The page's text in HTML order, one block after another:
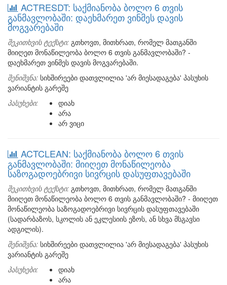
ACTRESDT: საქმიანობა ბოლო 6 თვის
განმავლობაში: დაეხმარეთ ვინმეს დავის
მოგვარებაში
შეკითხვის ტექსტი: გთხოვთ, მითხრათ, რომელ მათგანში
მიიღეთ მონაწილეობა ბოლო 6 თვის განმავლობაში? -
დაეხმარეთ ვინმეს დავის მოგვარებაში.
შენიშვნა: სიხშირეები დათვლილია 'არ მიესადაგება' პასუხის
ვარიანტის გარეშე
პასუხები:
დიახ
არა
არ ვიცი
ACTCLEAN: საქმიანობა ბოლო 6 თვის
განმავლობაში: მიიღეთ მონაწილეობა
საზოგადოებრივი სივრცის დასუფთავებაში
შეკითხვის ტექსტი: გთხოვთ, მითხრათ, რომელ მათგანში
მიიღეთ მონაწილეობა ბოლო 6 თვის განმავლობაში? - მიიღეთ
მონაწილეობა საზოგადოებრივი სივრცის დასუფთავებაში
(სადარბაზოს, სკოლის ან ეკლესიის ეზოს, ან სხვა მსგავსი
ადგილის).
შენიშვნა: სიხშირეები დათვლილია 'არ მიესადაგება' პასუხის
ვარიანტის გარეშე
პასუხები:
დიახ
არა